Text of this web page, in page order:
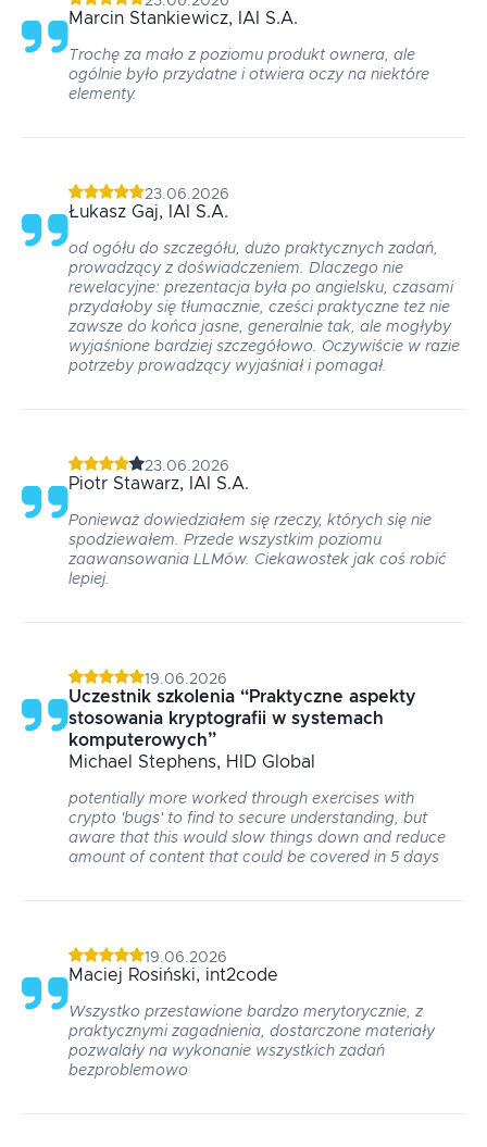
Marcin Stankiewicz, IAI S.A.
Trochę za mało z poziomu produkt ownera, ale
ogólnie było przydatne i otwiera oczy na niektóre
elementy.
23.06.2026
Łukasz Gaj, IAI S.A.
od ogółu do szczegółu, dużo praktycznych zadań,
prowadzący z doświadczeniem. Dlaczego nie
rewelacyjne: prezentacja była po angielsku, czasami
przydałoby się tłumacznie, cześci praktyczne też nie
zawsze do końca jasne, generalnie tak, ale mogłyby
wyjaśnione bardziej szczegółowo. Oczywiście w razie
potrzeby prowadzący wyjaśniał i pomagał.
23.06.2026
Piotr Stawarz, IAI S.A.
Ponieważ dowiedziałem się rzeczy, których się nie
spodziewałem. Przede wszystkim poziomu
zaawansowania LLMów. Ciekawostek jak coś robić
lepiej.
19.06.2026
Uczestnik szkolenia “Praktyczne aspekty
stosowania kryptografii w systemach
komputerowych”
Michael
Stephens, HID Global
potentially more worked through exercises with
crypto 'bugs' to find to secure understanding, but
aware that this would slow things down and reduce
amount of content that could be covered in 5 days
19.06.2026
Maciej Rosiński, int2code
Wszystko przestawione bardzo merytorycznie, z
praktycznymi zagadnienia, dostarczone materiały
pozwalały na wykonanie wszystkich zadań
bezproblemowo